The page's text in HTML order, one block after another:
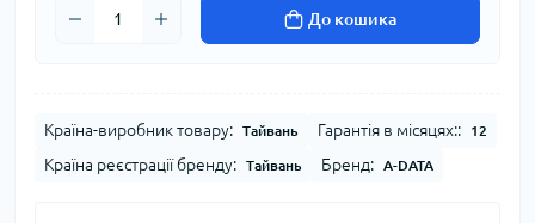
До кошика
Країна-виробник товару: Тайвань Гарантія в місяцях:: 12
Країна реєстрації бренду: Тайвань Бренд: A-DATA